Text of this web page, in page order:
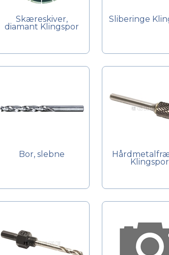
Skæreskiver,
diamant Klingspor
Sliberinge
Bor, slebne
Klingspor